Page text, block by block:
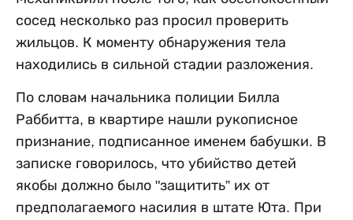
сосед несколько раз просил проверить
жильцов. К моменту обнаружения тела
находились в сильной стадии разложения.
По словам начальника полиции Билла
Раббитта, в квартире нашли рукописное
признание, подписанное именем бабушки. В
записке говорилось, что убийство детей
якобы должно было "защитить” их от
предполагаемого насилия в штате Юта. При